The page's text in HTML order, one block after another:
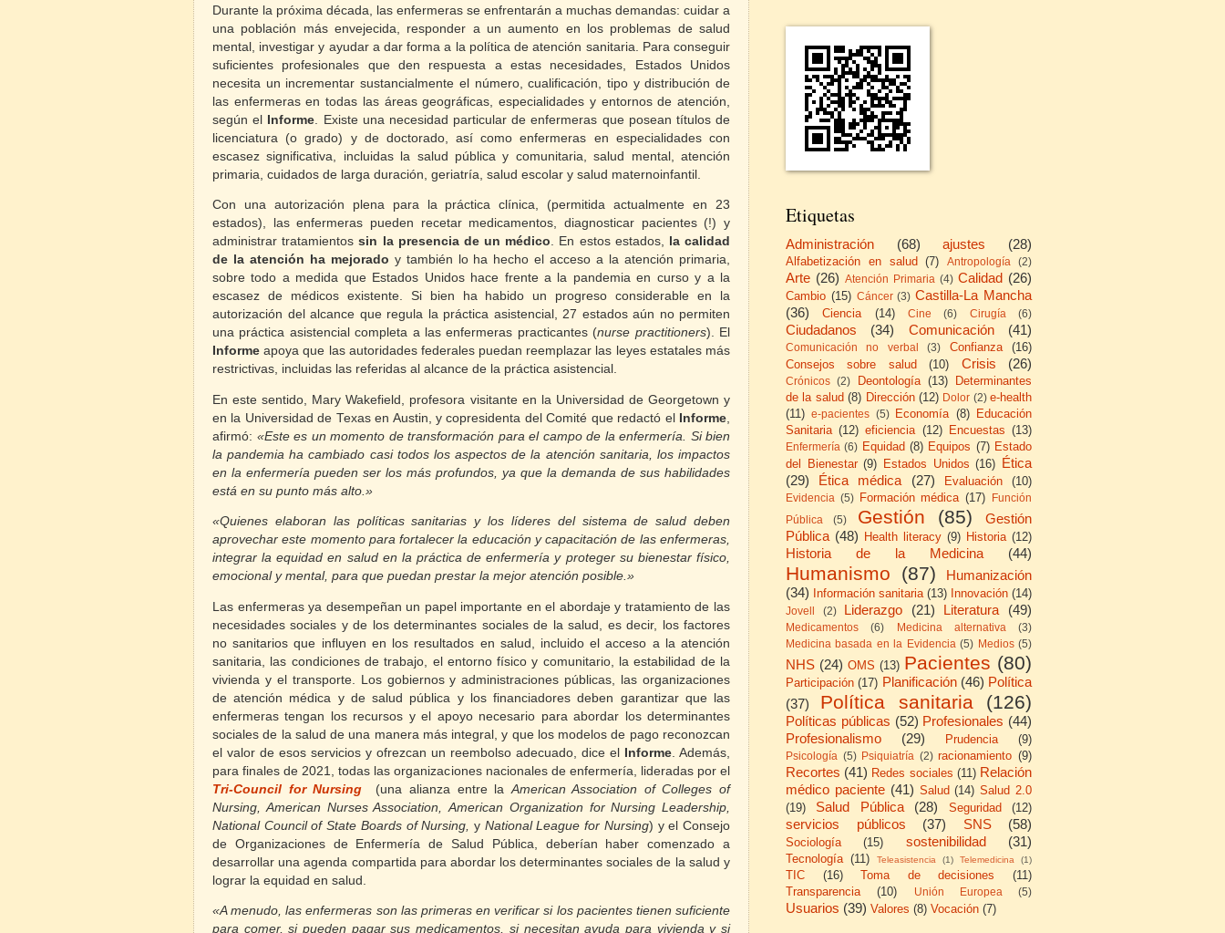
Durante la próxima década, las enfermeras se enfrentarán a muchas demandas: cuidar a
una población más envejecida, responder a un aumento en los problemas de salud
mental, investigar y ayudar a dar forma a la política de atención sanitaria. Para conseguir
suficientes profesionales que den respuesta a estas necesidades, Estados Unidos
necesita un incrementar sustancialmente el número, cualificación, tipo y distribución de
las enfermeras en todas las áreas geográficas, especialidades y entornos de atención,
según el Informe . Existe una necesidad particular de enfermeras que posean títulos de
licenciatura (o grado) y de doctorado, así como enfermeras en especialidades con
escasez significativa, incluidas la salud pública y comunitaria, salud mental, atención
primaria, cuidados de larga duración, geriatría, salud escolar y salud maternoinfantil.
Con una autorización plena para la práctica clínica, (permitida actualmente en 23
estados), las enfermeras pueden recetar medicamentos, diagnosticar pacientes (!) y
administrar tratamientossin la presencia de un médico. En estos estados,
la calidad
de la atención ha mejorado y también lo ha hecho el acceso a la atención primaria,
sobre todo a medida que Estados Unidos hace frente a la pandemia en curso y a la
escasez de médicos existente. Si bien ha habido un progreso considerable en la
autorización del alcance que regula la práctica asistencial, 27 estados aún no permiten
una práctica asistencial completa a las enfermeras practicantes (nurse practitioners). El
Informe apoya que las autoridades federales puedan reemplazar las leyes estatales más
restrictivas, incluidas las referidas al alcance de la práctica asistencial.
En este sentido, Mary Wakefield, profesora visitante en la Universidad de Georgetown y
en la Universidad de Texas en Austin, y copresidenta del Comité que redactó el Informe
afirmó: «Este es un momento de transformación para el campo de la enfermería. Si bien
la pandemia ha cambiado casi todos los aspectos de la atención sanitaria, los impactos
en la enfermería pueden ser los más profundos, ya que la demanda de sus habilidades
está en su punto más alto.»
«Quienes elaboran las políticas sanitarias y los líderes del sistema de salud deben
aprovechar este momento para fortalecer la educación y capacitación de las enfermeras,
integrar la equidad en salud en la práctica de enfermería y proteger su bienestar físico,
emocional y mental, para que puedan prestar la mejor atención posible.»
Las enfermeras ya desempeñan un papel importante en el abordaje y tratamiento de las
necesidades sociales y de losdeterminantes sociales de la salud , es decir, los factores
no sanitarios que influyen en los resultados en salud, incluido el acceso a la atención
sanitaria, las condiciones de trabajo, el entorno físico y comunitario, la estabilidad de la
vivienda y el transporte.
Los gobiernos y administraciones públicas, las organizaciones
de atención médica y de salud pública y los financiadores deben garantizar que las
enfermeras tengan los recursos y el apoyo necesario para abordar los determinantes
sociales de la salud de una manera más integral, y que los modelos de pago reconozcan
el valor de esos servicios y ofrezcan un reembolso adecuado, dice el Informe . Además,
para finales de 2021, todas las organizaciones nacionales de enfermería, lideradas por el
Tri-Council for Nursing
(una alianza entre la American Association of Colleges of
Nursing, American Nurses Association, American Organization for Nursing Leadership,
National Council of State Boards of Nursing, y National League for Nursing) y el Consejo
de Organizaciones de Enfermería de Salud Pública, deberían haber comenzado a
desarrollar una agenda compartida para abordar los determinantes sociales de la salud y
lograr la equidad en salud.
«A menudo, las enfermeras son las primeras en verificar si los pacientes tienen suficiente
para comer, si pueden pagar sus medicamentos, si necesitan ayuda para vivienda y si
Etiquetas
Administración (68) ajustes (28)
Alfabetización en salud (7) Antropología (2)
Arte (26) Atención Primaria (4) Calidad (26)
Cambio (15) Cáncer (3) Castilla-La Mancha
(36)
Ciencia (14) Cine (6) Cirugía (6)
Ciudadanos (34) Comunicación (41)
Comunicación no verbal (3) Confianza
(16)
Consejos sobre salud
(10) Crisis (26)
Crónicos (2) Deontología (13)
Determinantes
de la salud (8) Dirección (12) Dolor (2) e-health
(11)
e-pacientes (5) Economía (8)
Educación
Sanitaria (12) eficiencia (12) Encuestas (13)
Enfermería (6) Equidad (8) Equipos (7) Estado
del Bienestar (9) Estados Unidos (16) Ética
(29)
Ética médica (27) Evaluación (10)
Evidencia (5) Formación médica (17)
Función
Pública
(5) Gestión (85)
Gestión
Pública (48) Health literacy (9) Historia (12)
Historia de la Medicina (44)
Humanismo (87)
Humanización
(34) Información sanitaria (13) Innovación (14)
Jovell (2) Liderazgo (21) Literatura (49)
Medicamentos (6) Medicina alternativa
(3)
Medicina basada en la Evidencia (5) Medios (5)
NHS (24) OMS (13) Pacientes (80)
Participación (17) Planificación (46) Política
(37)
Política sanitaria (126)
Políticas públicas (52) Profesionales (44)
Profesionalismo
(29) Prudencia (9)
Psicología (5) Psiquiatría (2) racionamiento (9)
Recortes (41) Redes sociales (11) Relación
médico paciente (41) Salud (14) Salud 2.0
(19)
Salud Pública (28) Seguridad (12)
servicios públicos (37) SNS (58)
Sociología (15) sostenibilidad (31)
Tecnología (11) Teleasistencia (1) Telemedicina (1)
TIC (16) Toma de decisiones
(11)
Transparencia
(10) Unión Europea (5)
Usuarios (39) Valores (8) Vocación (7)